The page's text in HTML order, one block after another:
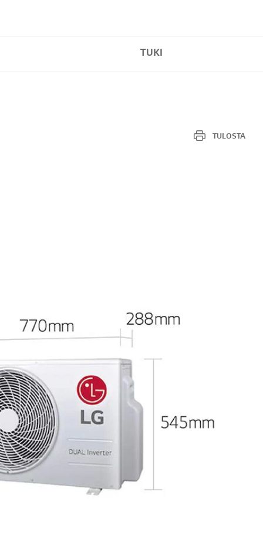
TUKI
TULOSTA